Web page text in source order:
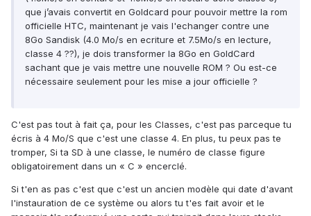
que j’avais convertit en Goldcard pour pouvoir mettre la rom
officielle HTC, maintenant je vais l'echanger contre une
8Go Sandisk (4.0 Mo/s en ecriture et 7.5Mo/s en lecture,
classe 4 ??), je dois transformer la 8Go en GoldCard
sachant que je vais mettre une nouvelle ROM ? Ou est-ce
nécessaire seulement pour les mise a jour officielle ?
C'est pas tout à fait ça, pour les Classes, c'est pas parceque tu
écris à 4 Mo/S que c'est une classe 4. En plus, tu peux pas te
tromper, Si ta SD à une classe, le numéro de classe figure
obligatoirement dans un « C » encerclé.
Si t'en as pas c'est que c'est un ancien modèle qui date d'avant
l'instauration de ce système ou alors tu t'es fait avoir et le